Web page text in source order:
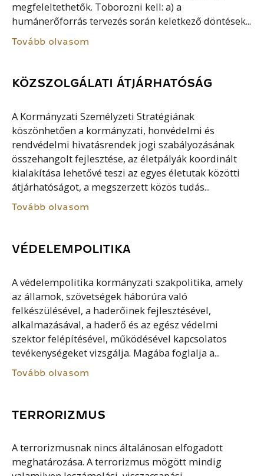
megfeleltethetők. Toborozni kell: a) a
humánerőforrás tervezés során keletkező döntések...
Tovább olvasom
KÖZSZOLGÁLATI ÁTJÁRHATÓSÁG
A Kormányzati Személyzeti Stratégiának
köszönhetően a kormányzati, honvédelmi és
rendvédelmi hivatásrendek jogi szabályozásának
összehangolt fejlesztése, az életpályák koordinált
kialakítása lehetővé teszi az egyes életutak közötti
átjárhatóságot, a megszerzett közös tudás...
Tovább olvasom
VÉDELEMPOLITIKA
A védelempolitika kormányzati szakpolitika, amely
az államok, szövetségek háborúra való
felkészülésével, a haderőinek fejlesztésével,
alkalmazásával, a haderő és az egész védelmi
szektor felépítésével, működésével kapcsolatos
tevékenységeket vizsgálja. Magába foglalja a...
Tovább olvasom
TERRORIZMUS
A terrorizmusnak nincs általánosan elfogadott
meghatározása. A terrorizmus mögött mindig